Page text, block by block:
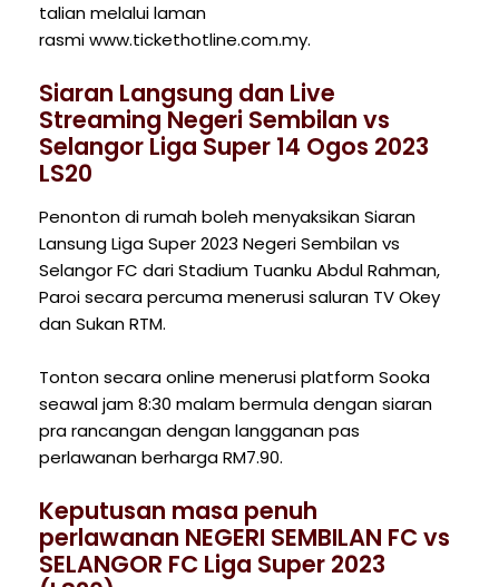
talian melalui laman
rasmi www.tickethotline.com.my.
Siaran Langsung dan Live
Streaming Negeri Sembilan vs
Selangor Liga Super 14 Ogos 2023
LS20
Penonton di rumah boleh menyaksikan Siaran
Lansung Liga Super 2023 Negeri Sembilan vs
Selangor FC dari Stadium Tuanku Abdul Rahman,
Paroi secara percuma menerusi saluran TV Okey
dan Sukan RTM.
Tonton secara online menerusi platform Sooka
seawal jam 8:30 malam bermula dengan siaran
pra rancangan dengan langganan pas
perlawanan berharga RM7.90.
Keputusan masa penuh
perlawanan NEGERI SEMBILAN FC vs
SELANGOR FC Liga Super 2023